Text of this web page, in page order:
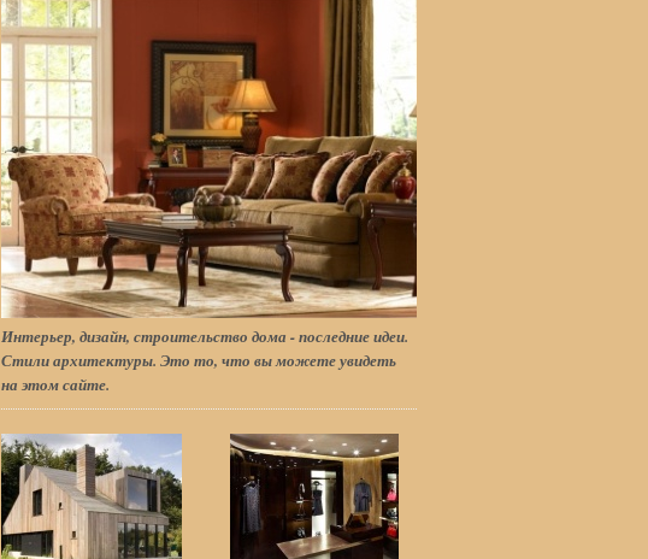
Интерьер, дизайн, строительство дома - последние идеи.
Стили архитектуры. Это то, что вы можете увидеть
на этом сайте.